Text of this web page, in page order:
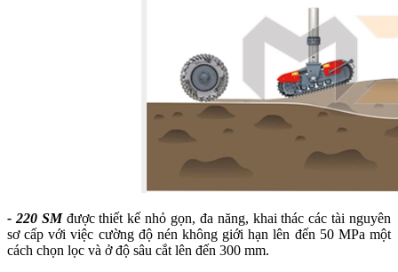
- 220 SMđược thiết kế nhỏ gọn, đa năng, khai thác các tài nguyên
sơ cấp với việc cường độ nén không giới hạn lên đến 50 MPa một
cách chọn lọc và ở độ sâu cắt lên đến 300 mm.